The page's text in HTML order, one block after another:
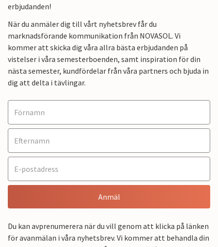
erbjudanden!
När du anmäler dig till vårt nyhetsbrev får du
marknadsförande kommunikation från NOVASOL. Vi
kommer att skicka dig våra allra bästa erbjudanden på
vistelser i våra semesterboenden, samt inspiration för din
nästa semester, kundfördelar från våra partners och bjuda in
dig att delta i tävlingar.
Anmäl
Du kan avprenumerera när du vill genom att klicka på länken
för avanmälan i våra nyhetsbrev. Vi kommer att behandla din